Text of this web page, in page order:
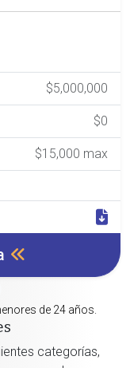
$5,000,000
$0
$15,000 max
de 24 años.
categorías,